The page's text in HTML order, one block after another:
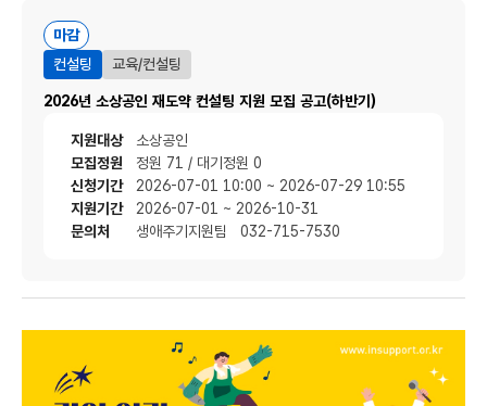
컨설팅 교육/컨설팅
2026년 소상공인 재도약 컨설팅 지원 모집 공고(하반기)
마감
지원대상
소상공인
모집정원
정원 71 / 대기정원 0
신청기간
2026-07-01 10:00 ~ 2026-07-29 10:55
지원기간
2026-07-01 ~ 2026-10-31
문의처
생애주기지원팀 032-715-7530